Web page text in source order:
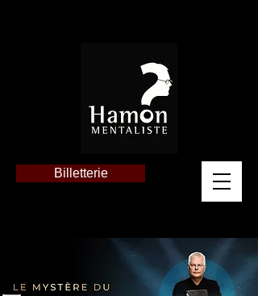
Billetterie